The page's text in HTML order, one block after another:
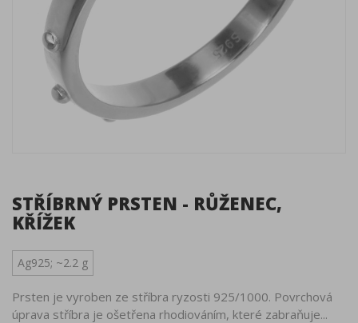
STŘÍBRNÝ PRSTEN - RŮŽENEC,
KŘÍŽEK
Ag925; ~2.2 g
Prsten je vyroben ze stříbra ryzosti 925/1000. Povrchová
úprava stříbra je ošetřena rhodiováním, které zabraňuje...